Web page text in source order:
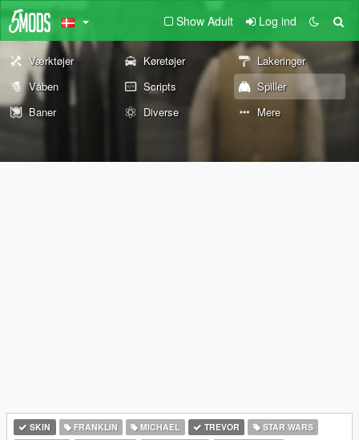
Show Adult Log ind
Værktøjer Køretøjer
Lakeringer
Våben
Scripts
Spiller
Baner
Diverse Mere
SKIN FRANKLIN MICHAEL TREVOR
STAR WARS